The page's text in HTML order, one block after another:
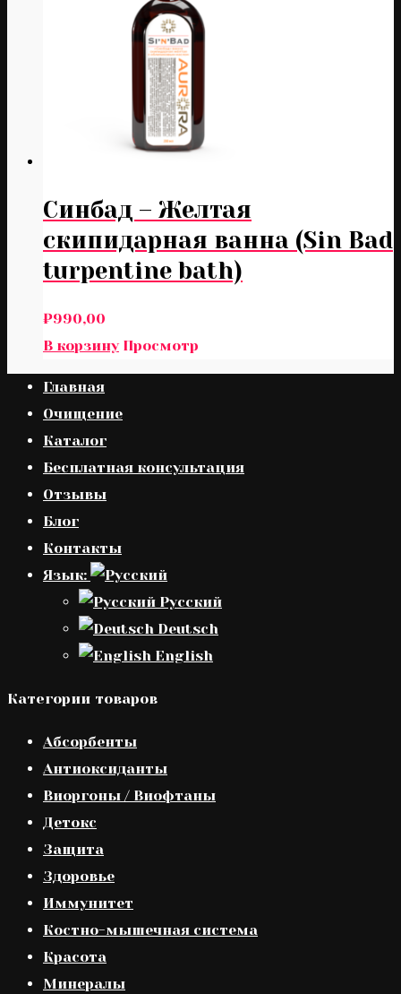
Синбад – Желтая
скипидарная ванна (Sin Bad
turpentine bath)
₽990,00
В корзину Просмотр
Главная
Очищение
Каталог
Бесплатная консультация
Отзывы
Блог
Контакты
Язык:
Русский
Deutsch
English
Категории товаров
Абсорбенты
Антиоксиданты
Виоргоны / Виофтаны
Детокс
Защита
Здоровье
Иммунитет
Костно-мышечная система
Красота
Минералы